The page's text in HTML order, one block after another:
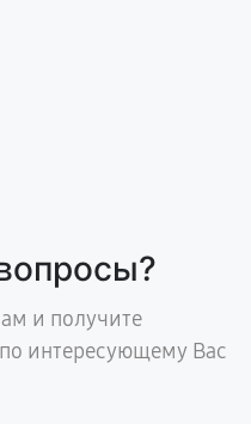
и получите
интересующему Вас